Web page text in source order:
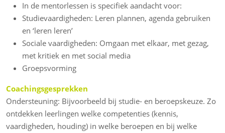
In de mentorlessen is specifiek aandacht voor:
Studievaardigheden: Leren plannen, agenda gebruiken
en ‘leren leren’
Sociale vaardigheden: Omgaan met elkaar, met gezag,
met kritiek en met social media
Groepsvorming
Coachingsgesprekken
Ondersteuning: Bijvoorbeeld bij studie- en beroepskeuze. Zo
ontdekken leerlingen welke competenties (kennis,
vaardigheden, houding) in welke beroepen en bij welke